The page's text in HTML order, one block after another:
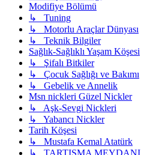
Modifiye Bölümü
↳ Tuning
↳ Motorlu Araçlar Dünyası
↳ Teknik Bilgiler
Sağlık-Sağlıklı Yaşam Köşesi
↳ Şifalı Bitkiler
↳ Çocuk Sağlığı ve Bakımı
↳ Gebelik ve Annelik
Msn nickleri Güzel Nickler
↳ Aşk-Sevgi Nickleri
↳ Yabancı Nickler
Tarih Köşesi
↳ Mustafa Kemal Atatürk